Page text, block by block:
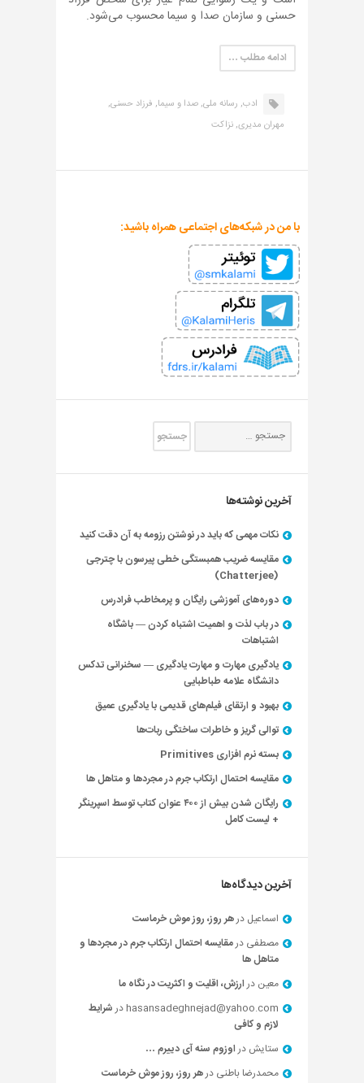
حسنی و سازمان صدا و سیما محسوب می‌شود.
ادامه مطلب …
ادب, رسانه ملی,صدا و سیما, فرزاد حسنی,
مهران مدیری,نزاکت
با من در شبکه‌های اجتماعی همراه باشید:
آخرین نوشته‌ها
نکات مهمی که باید در نوشتن رزومه به آن دقت کنید
مقایسه ضریب همبستگی خطی پیرسون با چترجی
(Chatterjee)
دوره‌های آموزشی رایگان و پرمخاطب فرادرس
در باب لذت و اهمیت اشتباه کردن — باشگاه
اشتباهات
یادگیری مهارت و مهارت یادگیری — سخنرانی تدکس
دانشگاه علامه طباطبایی
بهبود و ارتقای فیلم‌های قدیمی با یادگیری عمیق
توالی گریز و خاطرات ساختگی ربات‌ها
بسته نرم افزاری Primitives
مقایسه احتمال ارتکاب جرم در مجردها و متاهل ها
رایگان شدن بیش از ۴۰۰ عنوان کتاب توسط اسپرینگر
+ لیست کامل
آخرین دیدگاه‌ها
اسماعیل درهر روز، روز موش خرماست
مصطفی درمقایسه احتمال ارتکاب جرم در مجردها و
متاهل ها
معین درارزش، اقلیت و اکثریت در نگاه ما
hasansadeghnejad@yahoo.com درشرایط
لازم و کافی
ستایش دراوزوم سنه آی دییرم …
محمدرضا باطنی درهر روز، روز موش خرماست